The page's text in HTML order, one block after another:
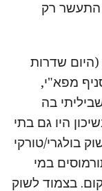
התעשר רק
(היום שדרות
מפא"י,
בה
היו גם בתי
בולגרי/טורקי
במי
בצמוד לשוק